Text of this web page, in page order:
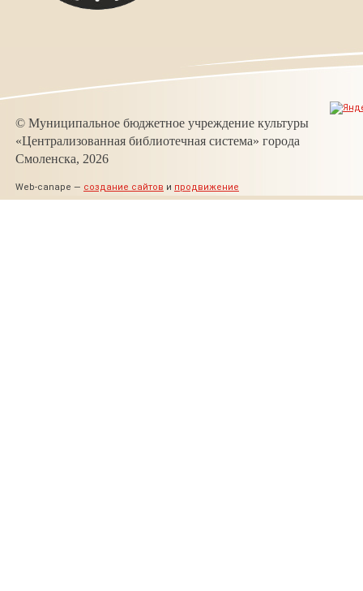
© Муниципальное бюджетное учреждение культуры
«Централизованная библиотечная система» города
Смоленска, 2026
Web-canape — создание сайтов и продвижение